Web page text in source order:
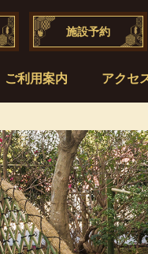
施設予約
ご利用案内 アクセ